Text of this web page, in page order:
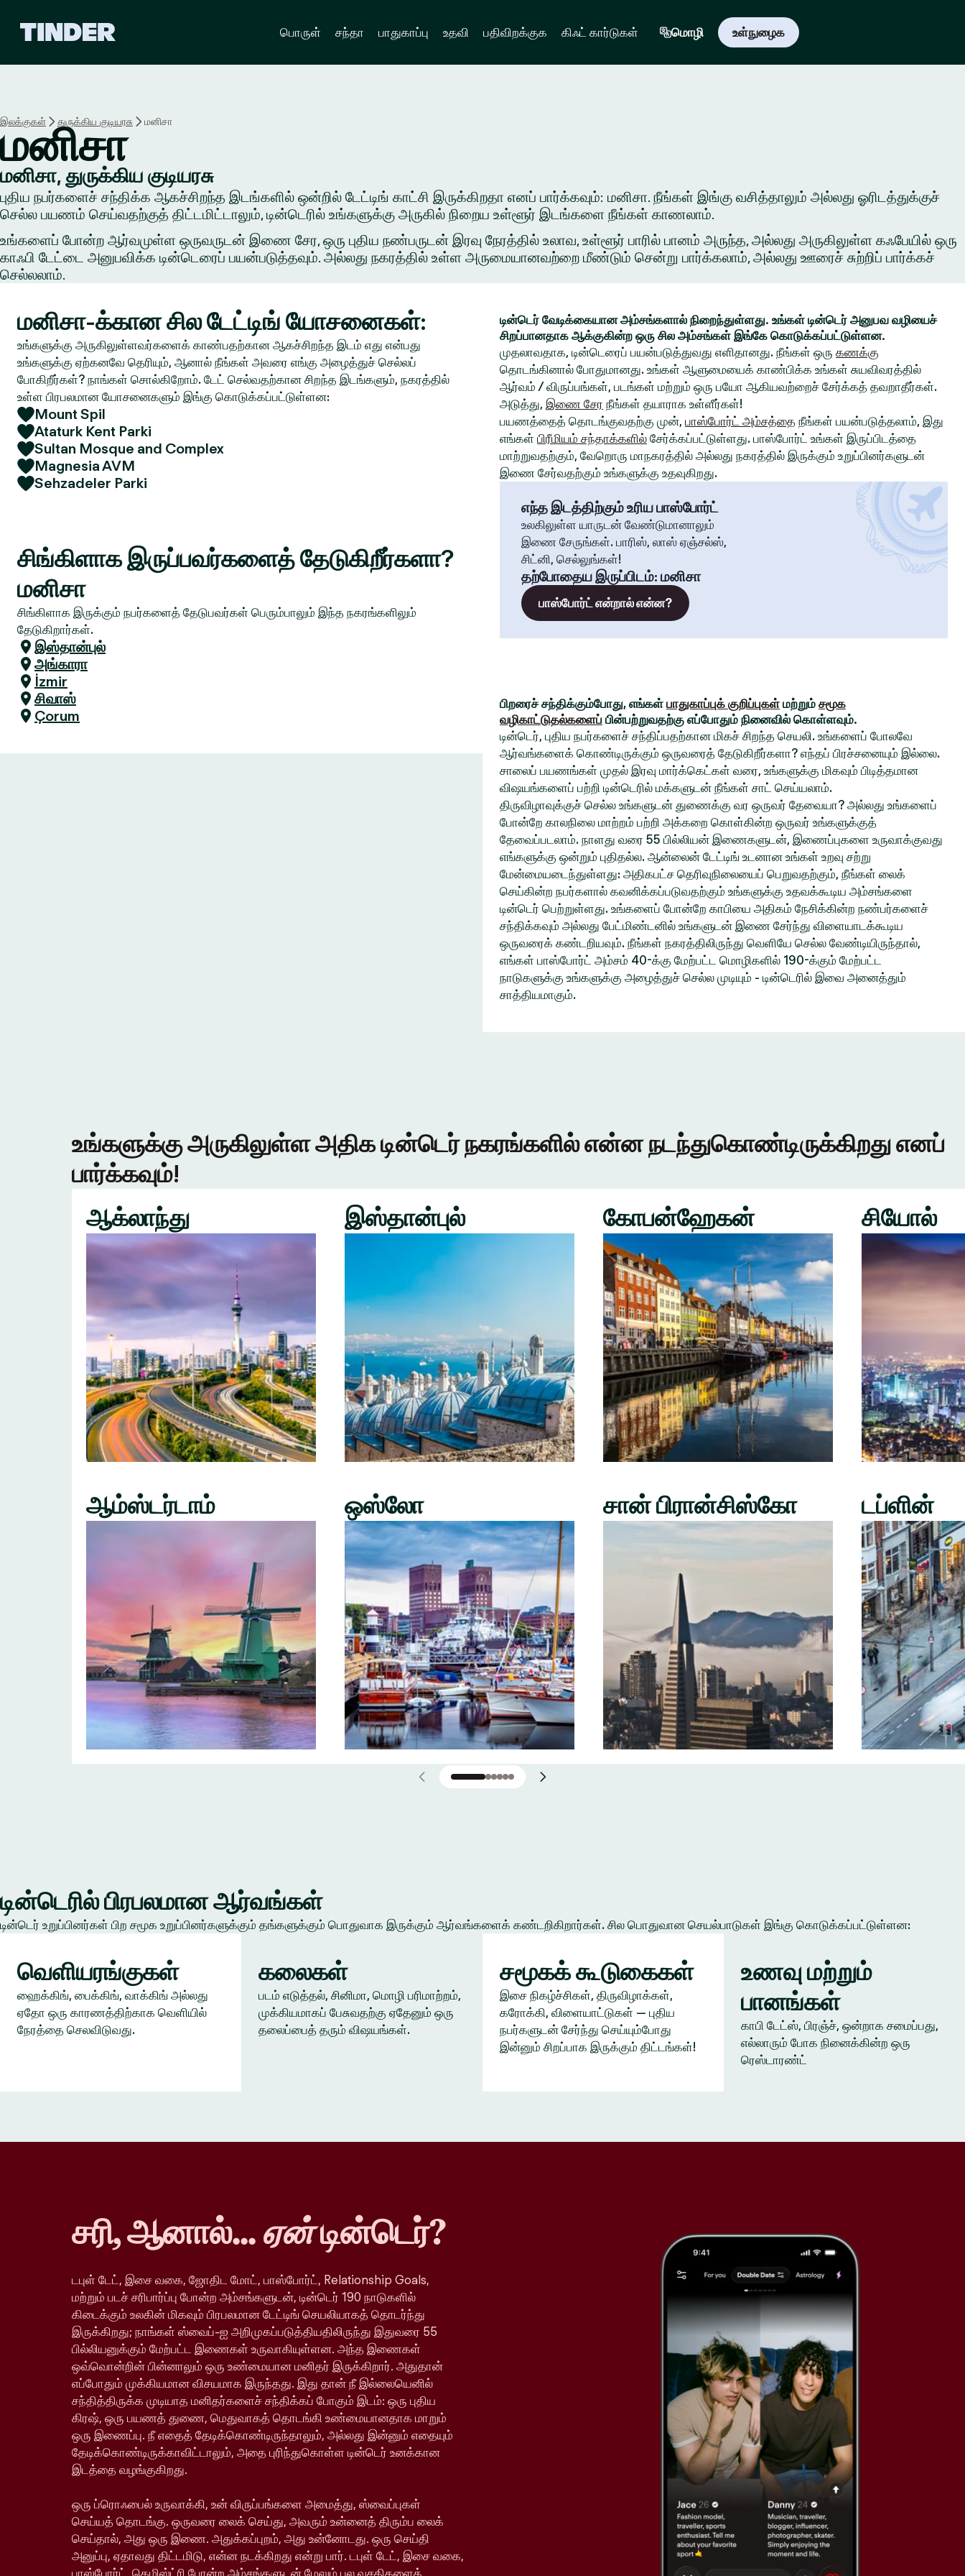
பொருள் சந்தா பாதுகாப்பு உதவி பதிவிறக்குக கிஃட் கார்டுகள் மொழி உள்நுழைக
இலக்குகள் துருக்கிய குடியரசு மனிசா
மனிசா
மனிசா, துருக்கிய குடியரசு
புதிய நபர்களைச் சந்திக்க ஆகச்சிறந்த இடங்களில் ஒன்றில் டேட்டிங் காட்சி இருக்கிறதா எனப் பார்க்கவும்: மனிசா. நீங்கள் இங்கு வசித்தாலும் அல்லது ஓரிடத்துக்குச்
செல்ல பயணம் செய்வதற்குத் திட்டமிட்டாலும், டின்டெரில் உங்களுக்கு அருகில் நிறைய உள்ளூர் இடங்களை நீங்கள் காணலாம்.
உங்களைப் போன்ற ஆர்வமுள்ள ஒருவருடன் இணை சேர, ஒரு புதிய நண்பருடன் இரவு நேரத்தில் உலாவ, உள்ளூர் பாரில் பானம் அருந்த, அல்லது அருகிலுள்ள கஃபேயில் ஒரு
காஃபி டேட்டை அனுபவிக்க டின்டெரைப் பயன்படுத்தவும். அல்லது நகரத்தில் உள்ள அருமையானவற்றை மீண்டும் சென்று பார்க்கலாம், அல்லது ஊரைச் சுற்றிப் பார்க்கச்
செல்லலாம்.
மனிசா-க்கான சில டேட்டிங் யோசனைகள்:
உங்களுக்கு அருகிலுள்ளவர்களைக் காண்பதற்கான ஆகச்சிறந்த இடம் எது என்பது
உங்களுக்கு ஏற்கனவே தெரியும், ஆனால் நீங்கள் அவரை எங்கு அழைத்துச் செல்லப்
போகிறீர்கள்? நாங்கள் சொல்கிறோம். டேட் செல்வதற்கான சிறந்த இடங்களும், நகரத்தில்
உள்ள பிரபலமான யோசனைகளும் இங்கு கொடுக்கப்பட்டுள்ளன:
Mount Spil
Ataturk Kent Parki
Sultan Mosque and Complex
Magnesia AVM
Sehzadeler Parki
சிங்கிளாக இருப்பவர்களைத் தேடுகிறீர்களா?
மனிசா
சிங்கிளாக இருக்கும் நபர்களைத் தேடுபவர்கள் பெரும்பாலும் இந்த நகரங்களிலும்
தேடுகிறார்கள்.
இஸ்தான்புல்
அங்காரா
İzmir
சிவாஸ்
Çorum
டின்டெர் வேடிக்கையான அம்சங்களால் நிறைந்துள்ளது. உங்கள் டின்டெர் அனுபவ வழியைச்
சிறப்பானதாக ஆக்குகின்ற ஒரு சில அம்சங்கள் இங்கே கொடுக்கப்பட்டுள்ளன.
முதலாவதாக, டின்டெரைப் பயன்படுத்துவது எளிதானது. நீங்கள் ஒரு கணக்கு
தொடங்கினால் போதுமானது. உங்கள் ஆளுமையைக் காண்பிக்க உங்கள் சுயவிவரத்தில்
ஆர்வம் / விருப்பங்கள், படங்கள் மற்றும் ஒரு பயோ ஆகியவற்றைச் சேர்க்கத் தவறாதீர்கள்.
அடுத்து, இணை சேர நீங்கள் தயாராக உள்ளீர்கள்!
பயணத்தைத் தொடங்குவதற்கு முன், பாஸ்போர்ட் அம்சத்தை நீங்கள் பயன்படுத்தலாம், இது
எங்கள் பிரீமியம் சந்தாக்களில் சேர்க்கப்பட்டுள்ளது. பாஸ்போர்ட் உங்கள் இருப்பிடத்தை
மாற்றுவதற்கும், வேறொரு மாநகரத்தில் அல்லது நகரத்தில் இருக்கும் உறுப்பினர்களுடன்
இணை சேர்வதற்கும் உங்களுக்கு உதவுகிறது.
எந்த இடத்திற்கும் உரிய பாஸ்போர்ட்
உலகிலுள்ள யாருடன் வேண்டுமானாலும்
இணை சேருங்கள். பாரிஸ், லாஸ் ஏஞ்சல்ஸ்,
சிட்னி, செல்லுங்கள்!
தற்போதைய இருப்பிடம்: மனிசா
பாஸ்போர்ட் என்றால் என்ன?
பிறரைச் சந்திக்கும்போது, எங்கள் பாதுகாப்புக் குறிப்புகள் மற்றும் சமூக
வழிகாட்டுதல்களைப் பின்பற்றுவதற்கு எப்போதும் நினைவில் கொள்ளவும்.
டின்டெர், புதிய நபர்களைச் சந்திப்பதற்கான மிகச் சிறந்த செயலி. உங்களைப் போலவே
ஆர்வங்களைக் கொண்டிருக்கும் ஒருவரைத் தேடுகிறீர்களா? எந்தப் பிரச்சனையும் இல்லை.
சாலைப் பயணங்கள் முதல் இரவு மார்க்கெட்கள் வரை, உங்களுக்கு மிகவும் பிடித்தமான
விஷயங்களைப் பற்றி டின்டெரில் மக்களுடன் நீங்கள் சாட் செய்யலாம்.
திருவிழாவுக்குச் செல்ல உங்களுடன் துணைக்கு வர ஒருவர் தேவையா? அல்லது உங்களைப்
போன்றே காலநிலை மாற்றம் பற்றி அக்கறை கொள்கின்ற ஒருவர் உங்களுக்குத்
தேவைப்படலாம். நாளது வரை 55 பில்லியன் இணைகளுடன், இணைப்புகளை உருவாக்குவது
எங்களுக்கு ஒன்றும் புதிதல்ல. ஆன்லைன் டேட்டிங் உடனான உங்கள் உறவு சற்று
மேன்மையடைந்துள்ளது: அதிகபட்ச தெரிவுநிலையைப் பெறுவதற்கும், நீங்கள் லைக்
செய்கின்ற நபர்களால் கவனிக்கப்படுவதற்கும் உங்களுக்கு உதவக்கூடிய அம்சங்களை
டின்டெர் பெற்றுள்ளது. உங்களைப் போன்றே காபியை அதிகம் நேசிக்கின்ற நண்பர்களைச்
சந்திக்கவும் அல்லது பேட்மிண்டனில் உங்களுடன் இணை சேர்ந்து விளையாடக்கூடிய
ஒருவரைக் கண்டறியவும். நீங்கள் நகரத்திலிருந்து வெளியே செல்ல வேண்டியிருந்தால்,
எங்கள் பாஸ்போர்ட் அம்சம் 40-க்கு மேற்பட்ட மொழிகளில் 190-க்கும் மேற்பட்ட
நாடுகளுக்கு உங்களுக்கு அழைத்துச் செல்ல முடியும் - டின்டெரில் இவை அனைத்தும்
சாத்தியமாகும்.
உங்களுக்கு அருகிலுள்ள அதிக டின்டெர் நகரங்களில் என்ன நடந்துகொண்டிருக்கிறது எனப்
பார்க்கவும்!
ஆக்லாந்து
ஆம்ஸ்டர்டாம்
இஸ்தான்புல்
ஒஸ்லோ
கோபன்ஹேகன்
சான் பிரான்சிஸ்கோ
சியோல்
டப்ளின்
டின்டெரில் பிரபலமான ஆர்வங்கள்
டின்டெர் உறுப்பினர்கள் பிற சமூக உறுப்பினர்களுக்கும் தங்களுக்கும் பொதுவாக இருக்கும் ஆர்வங்களைக் கண்டறிகிறார்கள். சில பொதுவான செயல்பாடுகள் இங்கு கொடுக்கப்பட்டுள்ளன:
வெளியரங்குகள்
ஹைக்கிங், பைக்கிங், வாக்கிங் அல்லது
ஏதோ ஒரு காரணத்திற்காக வெளியில்
நேரத்தை செலவிடுவது.
கலைகள்
படம் எடுத்தல், சினிமா, மொழி பரிமாற்றம்,
முக்கியமாகப் பேசுவதற்கு ஏதேனும் ஒரு
தலைப்பைத் தரும் விஷயங்கள்.
சமூகக் கூடுகைகள்
இசை நிகழ்ச்சிகள், திருவிழாக்கள்,
கரோக்கி, விளையாட்டுகள் — புதிய
நபர்களுடன் சேர்ந்து செய்யும்போது
இன்னும் சிறப்பாக இருக்கும் திட்டங்கள்!
உணவு மற்றும்
பானங்கள்
காபி டேட்ஸ், பிரஞ்ச், ஒன்றாக சமைப்பது,
எல்லாரும் போக நினைக்கின்ற ஒரு
ரெஸ்டாரண்ட்
சரி, ஆனால்...ஏன்டின்டெர்?
டபுள் டேட், இசை வகை, ஜோதிட மோட், பாஸ்போர்ட், Relationship Goals,
மற்றும் படச் சரிபார்ப்பு போன்ற அம்சங்களுடன், டின்டெர் 190 நாடுகளில்
கிடைக்கும் உலகின் மிகவும் பிரபலமான டேட்டிங் செயலியாகத் தொடர்ந்து
இருக்கிறது; நாங்கள் ஸ்வைப்-ஐ அறிமுகப்படுத்தியதிலிருந்து இதுவரை 55
பில்லியனுக்கும் மேற்பட்ட இணைகள் உருவாகியுள்ளன. அந்த இணைகள்
ஒவ்வொன்றின் பின்னாலும் ஒரு உண்மையான மனிதர் இருக்கிறார். அதுதான்
எப்போதும் முக்கியமான விசயமாக இருந்தது. இது தான் நீ இல்லையெனில்
சந்தித்திருக்க முடியாத மனிதர்களைச் சந்திக்கப் போகும் இடம்: ஒரு புதிய
கிரஷ், ஒரு பயணத் துணை, மெதுவாகத் தொடங்கி உண்மையானதாக மாறும்
ஒரு இணைப்பு. நீ எதைத் தேடிக்கொண்டிருந்தாலும், அல்லது இன்னும் எதையும்
தேடிக்கொண்டிருக்காவிட்டாலும், அதை புரிந்துகொள்ள டின்டெர் உனக்கான
இடத்தை வழங்குகிறது.
ஒரு ப்ரொஃபைல் உருவாக்கி, உன் விருப்பங்களை அமைத்து, ஸ்வைப்புகள்
செய்யத் தொடங்கு. ஒருவரை லைக் செய்து, அவரும் உன்னைத் திரும்ப லைக்
செய்தால், அது ஒரு இணை. அதுக்கப்புறம், அது உன்னோடது. ஒரு செய்தி
அனுப்பு, ஏதாவது திட்டமிடு, என்ன நடக்கிறது என்று பார். டபுள் டேட், இசை வகை,
பாஸ்போர்ட், கெமிஸ்ட்ரி போன்ற அம்சங்களுடன் மேலும் பல வசதிகளைக்